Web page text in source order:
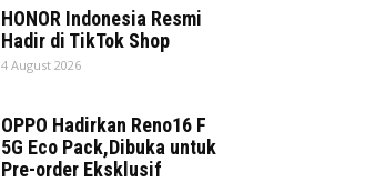
HONOR Indonesia Resmi
Hadir di TikTok Shop
4 August 2026
OPPO Hadirkan Reno16 F
5G Eco Pack,Dibuka untuk
Pre-order Eksklusif